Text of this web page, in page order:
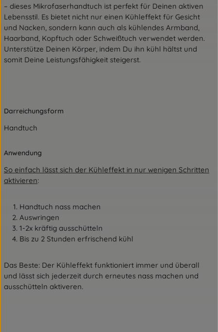
– dieses Mikrofaserhandtuch ist perfekt für Deinen aktiven
Lebensstil. Es bietet nicht nur einen Kühleffekt für Gesicht
und Nacken, sondern kann auch als kühlendes Armband,
Haarband, Kopftuch oder Schweißtuch verwendet werden.
Unterstütze Deinen Körper, indem Du ihn kühl hältst und
somit Deine Leistungsfähigkeit steigerst.
Darreichungsform
Handtuch
Anwendung
So einfach lässt sich der Kühleffekt in nur wenigen Schritten
aktivieren:
Handtuch nass machen
Auswringen
1-2x kräftig ausschütteln
Bis zu 2 Stunden erfrischend kühl
Das Beste: Der Kühleffekt funktioniert immer und überall
und lässt sich jederzeit durch erneutes nass machen und
ausschütteln aktiveren.